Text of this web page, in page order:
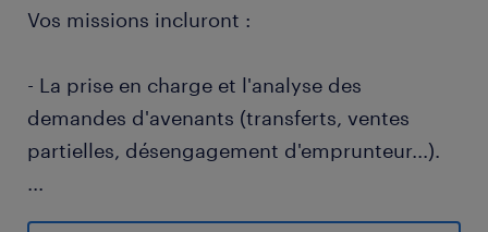
Vos missions incluront :
- La prise en charge et l'analyse des
demandes d'avenants (transferts, ventes
partielles, désengagement d'emprunteur...).
...
- La formalisation des actes et la gestion